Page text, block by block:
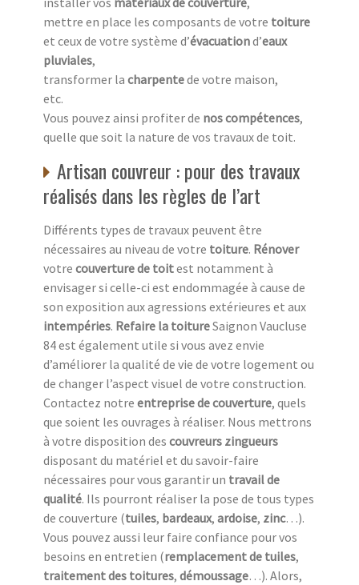
mettre en place les composants de votre toiture
et ceux de votre système d’évacuationd’eaux
pluviales,
transformer la charpentede votre maison,
etc.
Vous pouvez ainsi profiter de nos compétences,
quelle que soit la nature de vos travaux de toit.
Artisan couvreur : pour des travaux
réalisés dans les règles de l’art
Différents types de travaux peuvent être
nécessaires au niveau de votre toiture. Rénover
votre couverture de toitest notamment à
envisager si celle-ci est endommagée à cause de
son exposition aux agressions extérieures et aux
intempéries. Refaire la toitureSaignon Vaucluse
84 est également utile si vous avez envie
d’améliorer la qualité de vie de votre logement ou
de changer l’aspect visuel de votre construction.
Contactez notre entreprise de couverture, quels
que soient les ouvrages à réaliser. Nous mettrons
à votre disposition des couvreurs zingueurs
disposant du matériel et du savoir-faire
nécessaires pour vous garantir un travail de
qualité. Ils pourront réaliser la pose de tous types
de couverture (tuiles, bardeaux, ardoise, zinc…).
Vous pouvez aussi leur faire confiance pour vos
besoins en entretien (remplacement de tuiles,
traitement des toitures, démoussage…). Alors,